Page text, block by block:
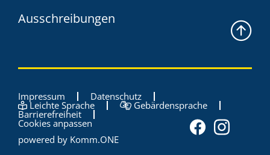
Ausschreibungen
Impressum Datenschutz
Leichte Sprache Gebärdensprache
Barrierefreiheit
Cookies anpassen
powered by Komm.ONE